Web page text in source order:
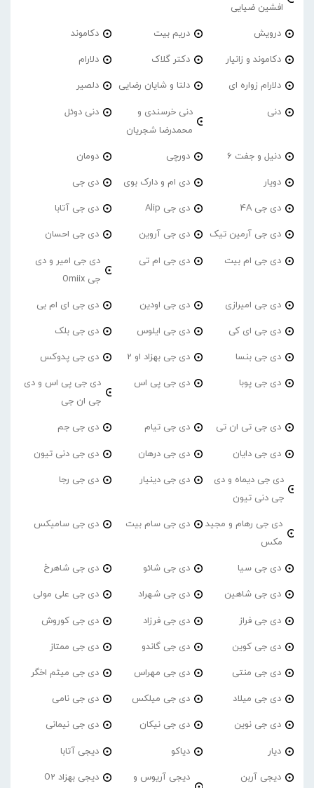
افشین ضیایی
درویش دریم بیت دکاموند
دکاموند و زانیار دکتر گلاک دلارام
دلارام زواره ای دلتا و شایان رضایی دلصیر
دنی
دنی خرسندی و
محمدرضا شجریان
دنی دوئل
دنیل و جفت 6 دورچی دومان
دویار دی ام و دارک بوی دی جی
دی جی 4A دی جی Alip دی جی آتابا
دی جی آرمین تیک دی جی آروین دی جی احسان
دی جی ام بیت دی جی ام تی
دی جی امیر و دی
جی Omiix
دی جی امیرازی دی جی اودین دی جی ای ام بی
دی جی ای کی دی جی ایلوس دی جی بلک
دی جی بنسا دی جی بهزاد او 2 دی جی پدوکس
دی جی پوبا دی جی پی اس
دی جی پی اس و دی
جی ان جی
دی جی تی ان تی دی جی تیام دی جی جم
دی جی دایان دی جی درهان دی جی دنی تیون
دی جی دیماه و دی
جی دنی تیون
دی جی دینیار دی جی رجا
دی جی رهام و مجید
مکس
دی جی سام بیت دی جی سامیکس
دی جی سیا دی جی شائو دی جی شاهرخ
دی جی شاهین دی جی شهراد دی جی علی مولی
دی جی فراز دی جی فرزاد دی جی کوروش
دی جی کوین دی جی گاندو دی جی ممتاز
دی جی منتی دی جی مهراس دی جی میثم اخگر
دی جی میلاد دی جی میلکس دی جی نامی
دی جی نوین دی جی نیکان دی جی نیمانی
دیار دیاکو دیجی آتابا
دیجی آربن
دیجی آریوس و
دیجی بهزاد O2